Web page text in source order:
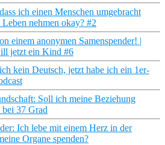
ich einen Menschen umgebracht
nehmen okay? #2
einem anonymen Samenspender! |
jetzt ein Kind #6
kein Deutsch, jetzt habe ich ein 1er-
Soll ich meine Beziehung
37 Grad
Ich lebe mit einem Herz in der
Organe spenden?